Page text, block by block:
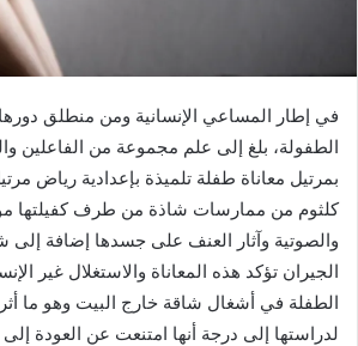
في إطار المساعي الإنسانية ومن منطلق
الطفولة، بلغ إلى علم مجموعة من الفاعلين
بمرتيل معاناة طفلة تلميذة بإعدادية رياض
كلثوم من ممارسات شاذة من طرف كفيلتها
والصوتية وآثار العنف على جسدها إضافة
الجيران تؤكد هذه المعاناة والاستغلال غير
الطفلة في أشغال شاقة خارج البيت وهو ما
لدراستها إلى درجة أنها امتنعت عن العودة